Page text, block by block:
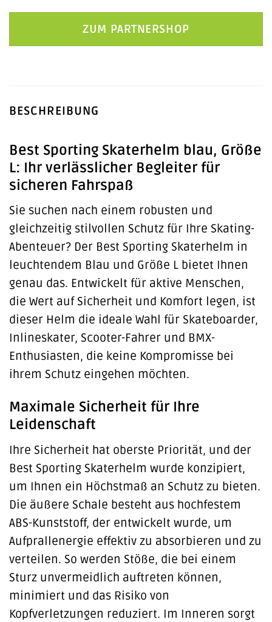
ZUM PARTNERSHOP
BESCHREIBUNG
Best Sporting Skaterhelm blau, Größe
L: Ihr verlässlicher Begleiter für
sicheren Fahrspaß
Sie suchen nach einem robusten und
gleichzeitig stilvollen Schutz für Ihre Skating-
Abenteuer? Der Best Sporting Skaterhelm in
leuchtendem Blau und Größe L bietet Ihnen
genau das. Entwickelt für aktive Menschen,
die Wert auf Sicherheit und Komfort legen, ist
dieser Helm die ideale Wahl für Skateboarder,
Inlineskater, Scooter-Fahrer und BMX-
Enthusiasten, die keine Kompromisse bei
ihrem Schutz eingehen möchten.
Maximale Sicherheit für Ihre
Leidenschaft
Ihre Sicherheit hat oberste Priorität, und der
Best Sporting Skaterhelm wurde konzipiert,
um Ihnen ein Höchstmaß an Schutz zu bieten.
Die äußere Schale besteht aus hochfestem
ABS-Kunststoff, der entwickelt wurde, um
Aufprallenergie effektiv zu absorbieren und zu
verteilen. So werden Stöße, die bei einem
Sturz unvermeidlich auftreten können,
minimiert und das Risiko von
Kopfverletzungen reduziert. Im Inneren sorgt